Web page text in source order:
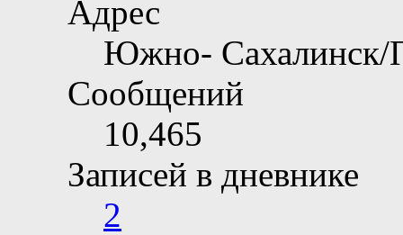
Адрес
Южно- Сахалинск/
Сообщений
10,465
Записей в дневнике
2